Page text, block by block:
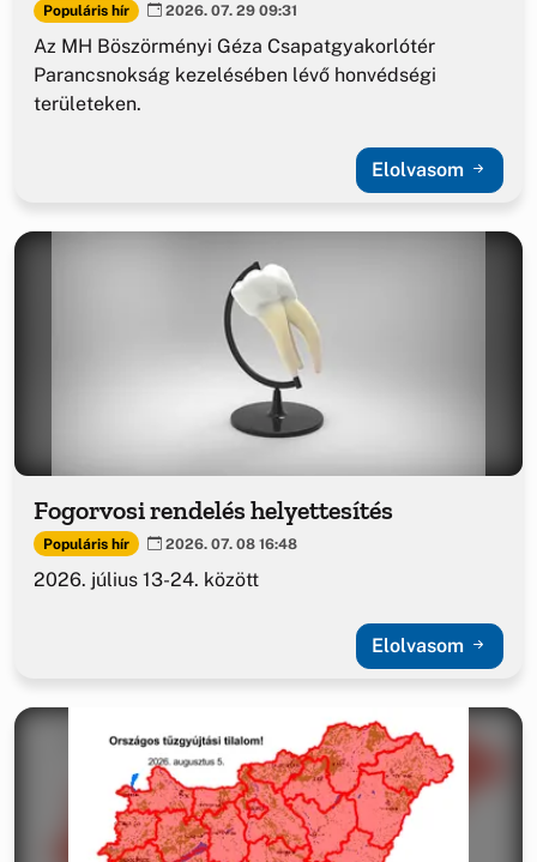
Populáris hír 2026. 07. 29 09:31
Az MH Böszörményi Géza Csapatgyakorlótér
Parancsnokság kezelésében lévő honvédségi
területeken.
Elolvasom
Fogorvosi rendelés helyettesítés
Populáris hír 2026. 07. 08 16:48
2026. július 13-24. között
Elolvasom